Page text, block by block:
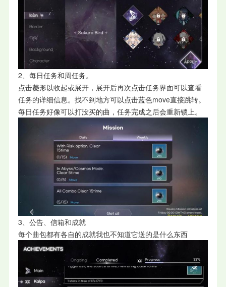
2、每日任务和周任务。
点击菱形以收起或展开，展开后再次点击任务界面可以查看
任务的详细信息。找不到地方可以点击蓝色move直接跳转。
每日任务好像可以打没买的曲，任务完成之后会重新锁上。
3、公告、信箱和成就
每个曲包都有各自的成就我也不知道它送的是什么东西